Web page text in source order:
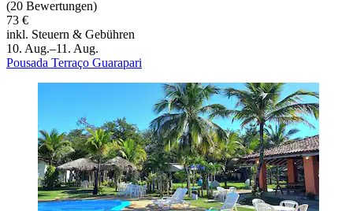
(20 Bewertungen)
73 €
inkl. Steuern & Gebühren
10. Aug.–11. Aug.
Pousada Terraço Guarapari